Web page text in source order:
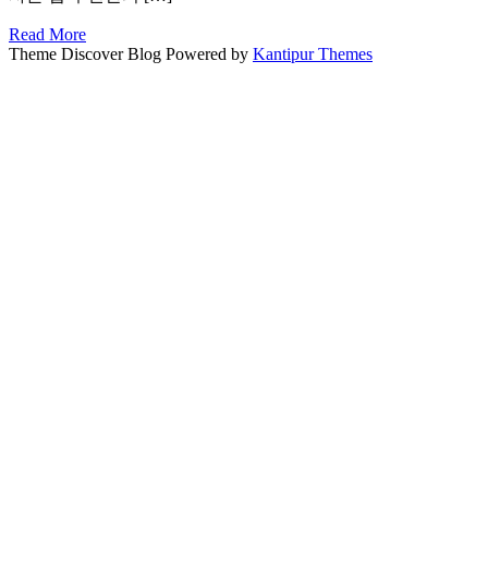
Read More
Theme Discover Blog Powered by Kantipur Themes